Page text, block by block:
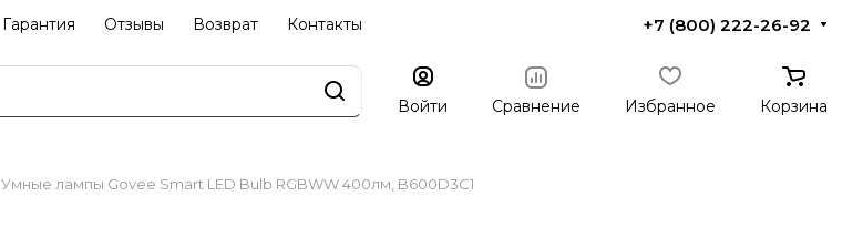
Гарантия Отзывы Возврат Контакты +7 (800) 222-26-92
Войти Сравнение Избранное Корзина
Умные лампы Govee Smart LED Bulb RGBWW 400лм, B600D3C1